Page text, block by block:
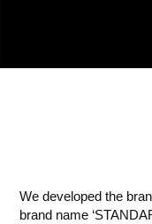
We developed the
brand name ‘